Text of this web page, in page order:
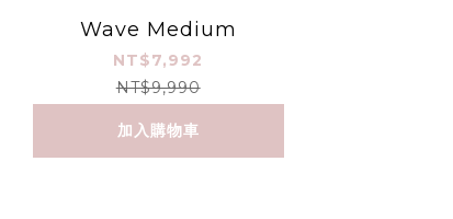
Wave Medium
NT$7,992
NT$9,990
加入購物車